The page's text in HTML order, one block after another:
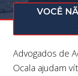
VOCÊ
Advogados de
Ocala ajudam